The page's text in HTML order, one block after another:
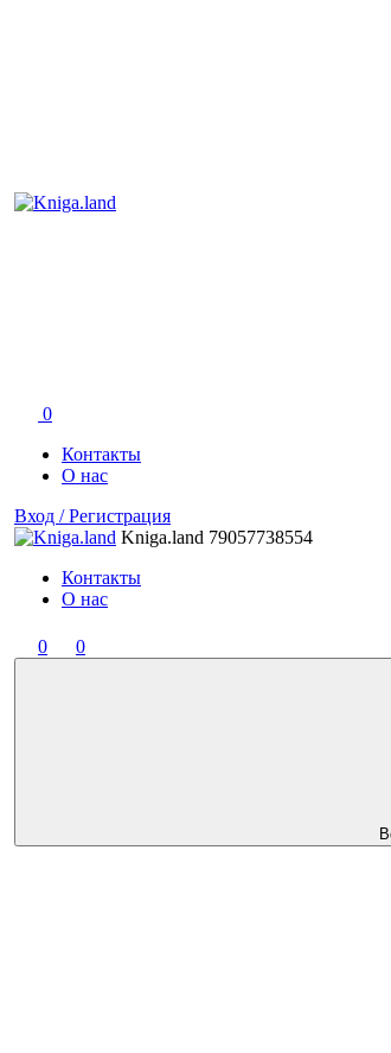
0
Контакты
О нас
Вход / Регистрация
Kniga.land 79057738554
Контакты
О нас
0 0